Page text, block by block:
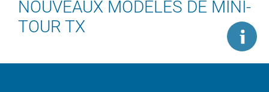
NOUVEAUX MODÈLES DE MINI-
TOUR TX